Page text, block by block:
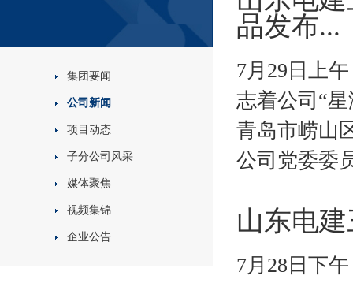
集团要闻
公司新闻
项目动态
子分公司风采
媒体聚焦
视频集锦
企业公告
品发布...
7月29日上
志着公司“星
青岛市崂山
公司党委委
山东电
7月28日下